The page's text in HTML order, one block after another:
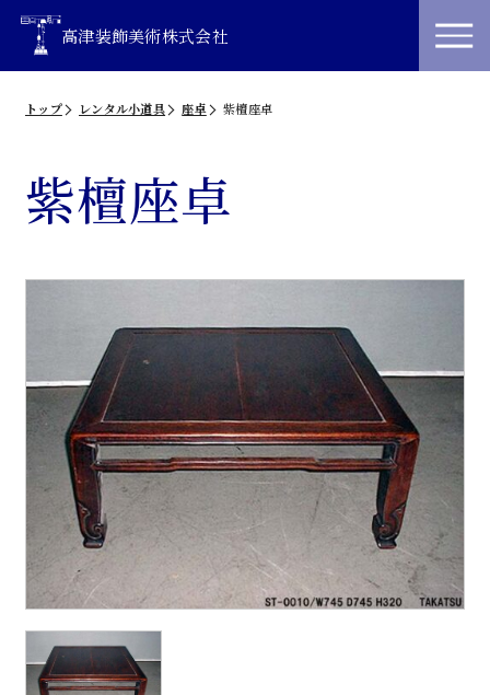
高津装飾美術株式会社
トップ レンタル小道具 座卓 紫檀座卓
紫檀座卓